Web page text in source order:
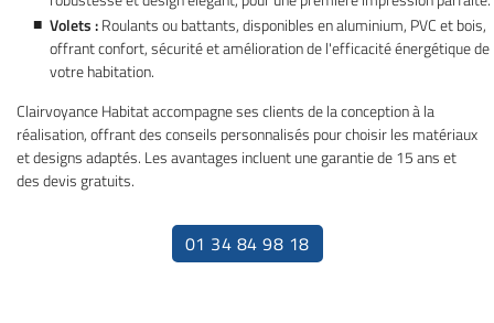
Ouvertures
extérieurs
réalisations
Restez
Volets :Roulants ou battants, disponibles en aluminium, PVC et bois,
offrant confort, sécurité et amélioration de l'efficacité énergétique de
votre habitation.
Clairvoyance Habitat accompagne ses clients de la conception à la
réalisation, offrant des conseils personnalisés pour choisir les matériaux
et designs adaptés. Les avantages incluent une garantie de 15 ans et
des devis gratuits.
01 34 84 98 18